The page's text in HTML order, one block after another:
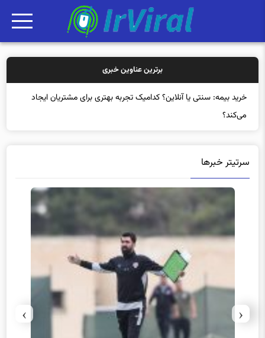
برترین عناوین خبری
خرید بی